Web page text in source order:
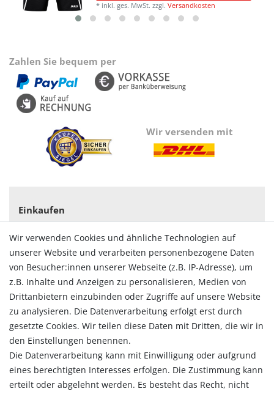
* inkl. ges. MwSt. zzgl.Versandkosten
Zahlen Sie bequem per
Wir versenden mit
Einkaufen
Versandarten & -kosten
Widerrufsrecht
Vertrag widerrufen
Konto
Login
Registrieren
Warenkorb
Zur Kasse
Allgemein
Kontakt
Wir verwenden Cookies und ähnliche Technologien auf
unserer Website und verarbeiten personenbezogene Daten
von Besucher:innen unserer Webseite (z.B. IP-Adresse), um
z.B. Inhalte und Anzeigen zu personalisieren, Medien von
Drittanbietern einzubinden oder Zugriffe auf unsere Website
zu analysieren. Die Datenverarbeitung erfolgt erst durch
gesetzte Cookies. Wir teilen diese Daten mit Dritten, die wir in
den Einstellungen benennen.
Die Datenverarbeitung kann mit Einwilligung oder aufgrund
eines berechtigten Interesses erfolgen. Die Zustimmung kann
erteilt oder abgelehnt werden. Es besteht das Recht, nicht